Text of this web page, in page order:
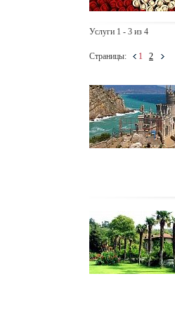
Услуги 1 - 3 из 4
Страницы: 1 2